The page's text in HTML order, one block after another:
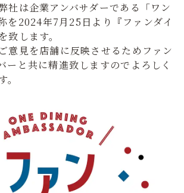
社は企業アンバサダーである「ワン
を2024年7月25日より『ファンダイ
致します。
意見を店舗に反映させるためファン
ーと共に精進致しますのでよろしく